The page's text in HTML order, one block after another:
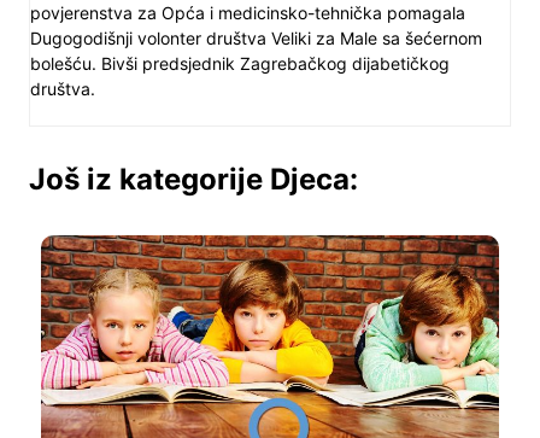
povjerenstva za Opća i medicinsko-tehnička pomagala
Dugogodišnji volonter društva Veliki za Male sa šećernom
bolešću. Bivši predsjednik Zagrebačkog dijabetičkog
društva.
Još iz kategorije Djeca: